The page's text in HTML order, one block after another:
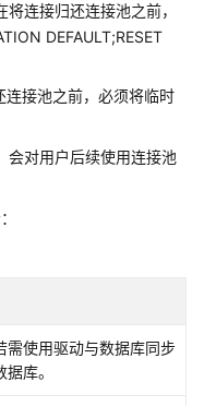
连接归还连接池之前，
DEFAULT;RESET
接池之前，必须将临时
会对用户后续使用连接池
需使用驱动与数据库同步
库。